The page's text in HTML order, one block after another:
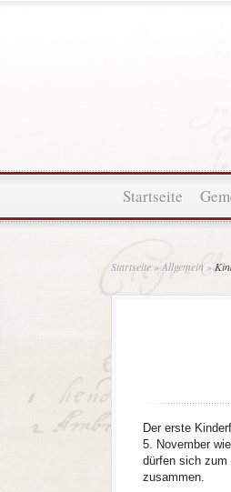
Startseite
Startseite »Allgemein »
Der erste
5. November
dürfen sich zum
zusammen.